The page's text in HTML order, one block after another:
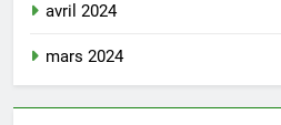
avril 2024
mars 2024